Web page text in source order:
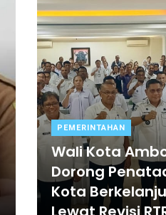
PEMERINTAHAN
Wali Kota
Dorong
Kota